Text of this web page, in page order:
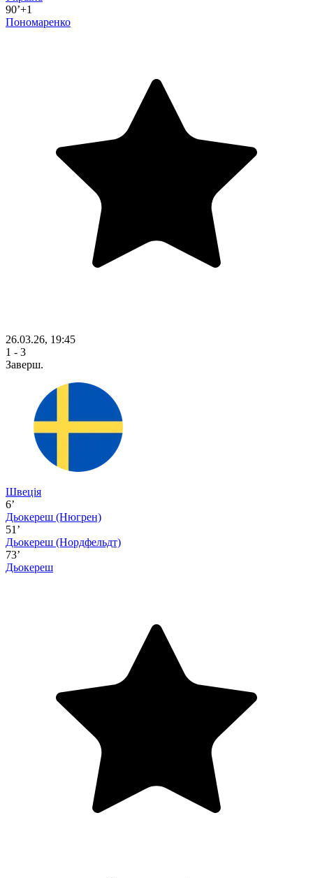
90’+1
Пономаренко
26.03.26, 19:45
1 - 3
Заверш.
Швеція
6’
Дьокереш (Нюгрен)
51’
Дьокереш (Нордфельдт)
73’
Дьокереш